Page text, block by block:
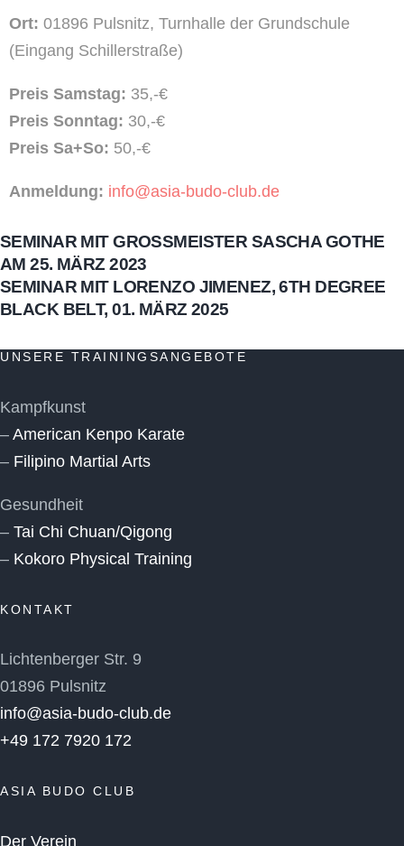
Ort: 01896 Pulsnitz, Turnhalle der Grundschule
(Eingang Schillerstraße)
Preis Samstag: 35,-€
Preis Sonntag: 30,-€
Preis Sa+So: 50,-€
Anmeldung: info@asia-budo-club.de
SEMINAR MIT GROSSMEISTER SASCHA GOTHE A
M 25. MÄRZ 2023
SEMINAR MIT LORENZO JIMENEZ, 6TH DEGREE
BLACK BELT, 01. MÄRZ 2025
UNSERE TRAININGSANGEBOTE
Kampfkunst
– American Kenpo Karate
– Filipino Martial Arts
Gesundheit
– Tai Chi Chuan/Qigong
– Kokoro Physical Training
KONTAKT
Lichtenberger Str. 9
01896 Pulsnitz
info@asia-budo-club.de
+49 172 7920 172
ASIA BUDO CLUB
Der Verein